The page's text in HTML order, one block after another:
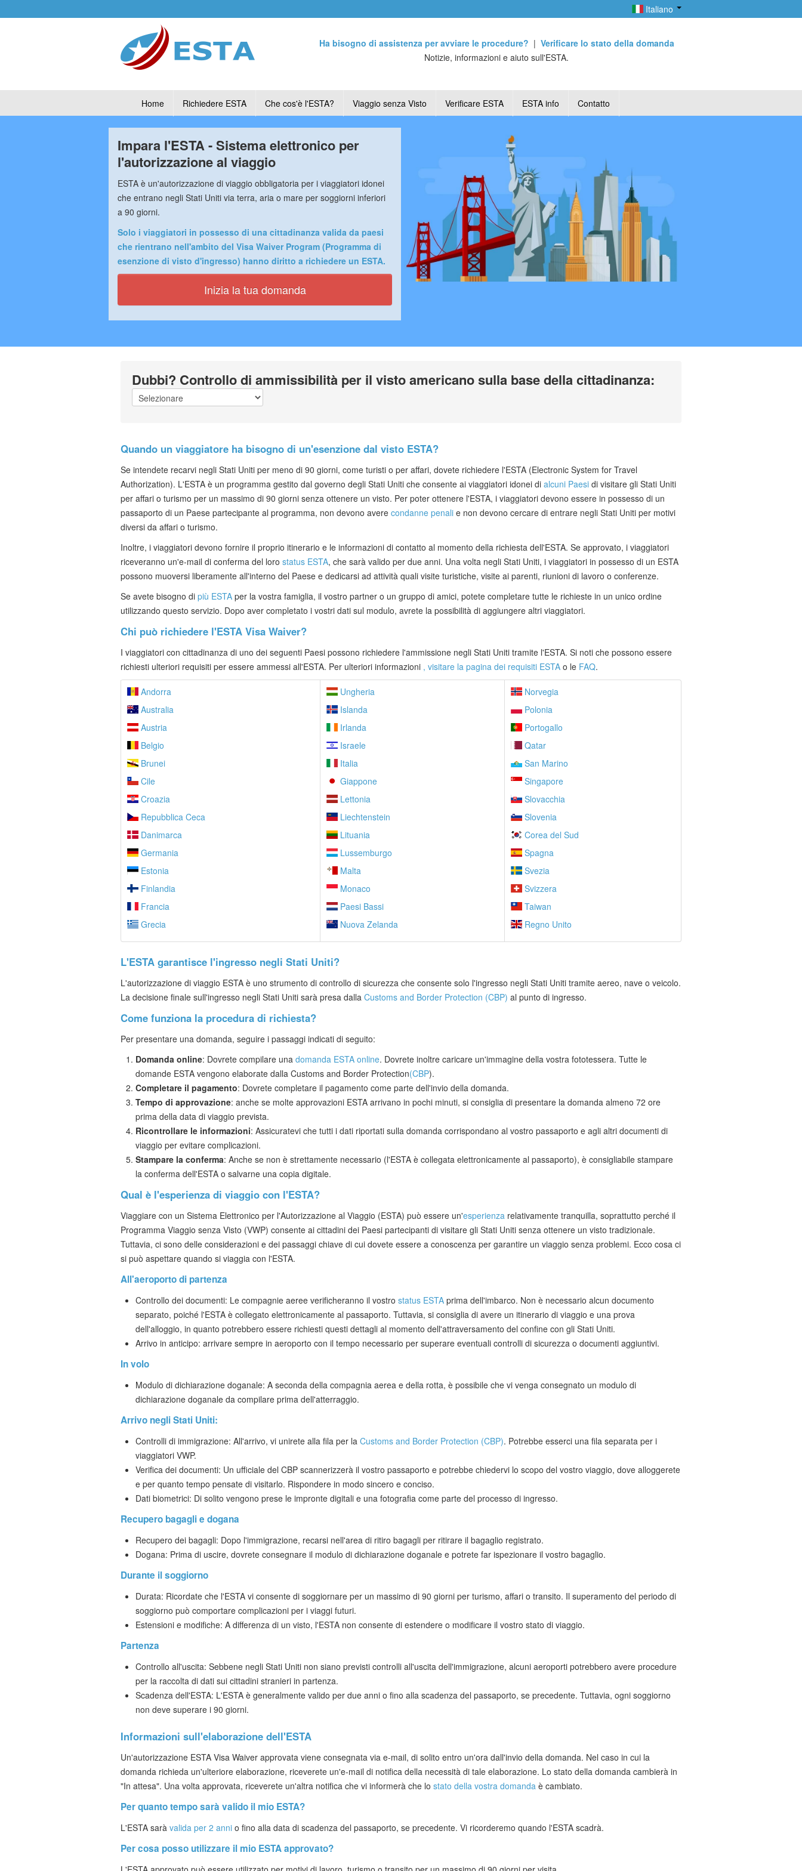
Italiano
Ha bisogno di assistenza per avviare le procedure? | Verificare lo stato della domanda
Notizie, informazioni e aiuto sull'ESTA.
Home Richiedere ESTA Che cos'è l'ESTA? Viaggio senza Visto Verificare ESTA ESTA info Contatto
Impara l'ESTA - Sistema elettronico per
l'autorizzazione al viaggio
ESTA è un'autorizzazione di viaggio obbligatoria per i viaggiatori idonei
che entrano negli Stati Uniti via terra, aria o mare per soggiorni inferiori
a 90 giorni.
Solo i viaggiatori in possesso di una cittadinanza valida da paesi
che rientrano nell'ambito del Visa Waiver Program (Programma di
esenzione di visto d'ingresso) hanno diritto a richiedere un ESTA.
Inizia la tua domanda
Dubbi? Controllo di ammissibilità per il visto americano sulla base della cittadinanza:
Quando un viaggiatore ha bisogno di un'esenzione dal visto ESTA?
Se intendete recarvi negli Stati Uniti per meno di 90 giorni, come turisti o per affari, dovete richiedere l'ESTA (Electronic System for Travel
Authorization). L'ESTA è un programma gestito dal governo degli Stati Uniti che consente ai viaggiatori idonei di alcuni Paesi di visitare gli Stati Uniti
per affari o turismo per un massimo di 90 giorni senza ottenere un visto. Per poter ottenere l'ESTA, i viaggiatori devono essere in possesso di un
passaporto di un Paese partecipante al programma, non devono avere condanne penali e non devono cercare di entrare negli Stati Uniti per motivi
diversi da affari o turismo.
Inoltre, i viaggiatori devono fornire il proprio itinerario e le informazioni di contatto al momento della richiesta dell'ESTA. Se approvato, i viaggiatori
riceveranno un'e-mail di conferma del loro status ESTA, che sarà valido per due anni. Una volta negli Stati Uniti, i viaggiatori in possesso di un ESTA
possono muoversi liberamente all'interno del Paese e dedicarsi ad attività quali visite turistiche, visite ai parenti, riunioni di lavoro o conferenze.
Se avete bisogno di più ESTA per la vostra famiglia, il vostro partner o un gruppo di amici, potete completare tutte le richieste in un unico ordine
utilizzando questo servizio. Dopo aver completato i vostri dati sul modulo, avrete la possibilità di aggiungere altri viaggiatori.
Chi può richiedere l'ESTA Visa Waiver?
I viaggiatori con cittadinanza di uno dei seguenti Paesi possono richiedere l'ammissione negli Stati Uniti tramite l'ESTA. Si noti che possono essere
richiesti ulteriori requisiti per essere ammessi all'ESTA. Per ulteriori informazioni , visitare la pagina dei requisiti ESTA o le FAQ.
Andorra
Australia
Austria
Belgio
Brunei
Cile
Croazia
Repubblica Ceca
Danimarca
Germania
Estonia
Finlandia
Francia
Grecia
Ungheria
Islanda
Irlanda
Israele
Italia
Giappone
Lettonia
Liechtenstein
Lituania
Lussemburgo
Malta
Monaco
Paesi Bassi
Nuova Zelanda
Norvegia
Polonia
Portogallo
Qatar
San Marino
Singapore
Slovacchia
Slovenia
Corea del Sud
Spagna
Svezia
Svizzera
Taiwan
Regno Unito
L'ESTA garantisce l'ingresso negli Stati Uniti?
L'autorizzazione di viaggio ESTA è uno strumento di controllo di sicurezza che consente solo l'ingresso negli Stati Uniti tramite aereo, nave o veicolo.
La decisione finale sull'ingresso negli Stati Uniti sarà presa dalla Customs and Border Protection (CBP) al punto di ingresso.
Come funziona la procedura di richiesta?
Per presentare una domanda, seguire i passaggi indicati di seguito:
Domanda online: Dovrete compilare una domanda ESTA online. Dovrete inoltre caricare un'immagine della vostra fototessera. Tutte le
domande ESTA vengono elaborate dalla Customs and Border Protection(CBP).
Completare il pagamento: Dovrete completare il pagamento come parte dell'invio della domanda.
Tempo di approvazione: anche se molte approvazioni ESTA arrivano in pochi minuti, si consiglia di presentare la domanda almeno 72 ore
prima della data di viaggio prevista.
Ricontrollare le informazioni: Assicuratevi che tutti i dati riportati sulla domanda corrispondano al vostro passaporto e agli altri documenti di
viaggio per evitare complicazioni.
Stampare la conferma: Anche se non è strettamente necessario (l'ESTA è collegata elettronicamente al passaporto), è consigliabile stampare
la conferma dell'ESTA o salvarne una copia digitale.
Qual è l'esperienza di viaggio con l'ESTA?
Viaggiare con un Sistema Elettronico per l'Autorizzazione al Viaggio (ESTA) può essere un'esperienza relativamente tranquilla, soprattutto perché il
Programma Viaggio senza Visto (VWP) consente ai cittadini dei Paesi partecipanti di visitare gli Stati Uniti senza ottenere un visto tradizionale.
Tuttavia, ci sono delle considerazioni e dei passaggi chiave di cui dovete essere a conoscenza per garantire un viaggio senza problemi. Ecco cosa ci
si può aspettare quando si viaggia con l'ESTA.
All'aeroporto di partenza
Controllo dei documenti: Le compagnie aeree verificheranno il vostro status ESTA prima dell'imbarco. Non è necessario alcun documento
separato, poiché l'ESTA è collegato elettronicamente al passaporto. Tuttavia, si consiglia di avere un itinerario di viaggio e una prova
dell'alloggio, in quanto potrebbero essere richiesti questi dettagli al momento dell'attraversamento del confine con gli Stati Uniti.
Arrivo in anticipo: arrivare sempre in aeroporto con il tempo necessario per superare eventuali controlli di sicurezza o documenti aggiuntivi.
In volo
Modulo di dichiarazione doganale: A seconda della compagnia aerea e della rotta, è possibile che vi venga consegnato un modulo di
dichiarazione doganale da compilare prima dell'atterraggio.
Arrivo negli Stati Uniti:
Controlli di immigrazione: All'arrivo, vi unirete alla fila per la Customs and Border Protection (CBP). Potrebbe esserci una fila separata per i
viaggiatori VWP.
Verifica dei documenti: Un ufficiale del CBP scannerizzerà il vostro passaporto e potrebbe chiedervi lo scopo del vostro viaggio, dove alloggerete
e per quanto tempo pensate di visitarlo. Rispondere in modo sincero e conciso.
Dati biometrici: Di solito vengono prese le impronte digitali e una fotografia come parte del processo di ingresso.
Recupero bagagli e dogana
Recupero dei bagagli: Dopo l'immigrazione, recarsi nell'area di ritiro bagagli per ritirare il bagaglio registrato.
Dogana: Prima di uscire, dovrete consegnare il modulo di dichiarazione doganale e potrete far ispezionare il vostro bagaglio.
Durante il soggiorno
Durata: Ricordate che l'ESTA vi consente di soggiornare per un massimo di 90 giorni per turismo, affari o transito. Il superamento del periodo di
soggiorno può comportare complicazioni per i viaggi futuri.
Estensioni e modifiche: A differenza di un visto, l'ESTA non consente di estendere o modificare il vostro stato di viaggio.
Partenza
Controllo all'uscita: Sebbene negli Stati Uniti non siano previsti controlli all'uscita dell'immigrazione, alcuni aeroporti potrebbero avere procedure
per la raccolta di dati sui cittadini stranieri in partenza.
Scadenza dell'ESTA: L'ESTA è generalmente valido per due anni o fino alla scadenza del passaporto, se precedente. Tuttavia, ogni soggiorno
non deve superare i 90 giorni.
Informazioni sull'elaborazione dell'ESTA
Un'autorizzazione ESTA Visa Waiver approvata viene consegnata via e-mail, di solito entro un'ora dall'invio della domanda. Nel caso in cui la
domanda richieda un'ulteriore elaborazione, riceverete un'e-mail di notifica della necessità di tale elaborazione. Lo stato della domanda cambierà in
"In attesa". Una volta approvata, riceverete un'altra notifica che vi informerà che lo stato della vostra domanda è cambiato.
Per quanto tempo sarà valido il mio ESTA?
L'ESTA sarà valida per 2 anni o fino alla data di scadenza del passaporto, se precedente. Vi ricorderemo quando l'ESTA scadrà.
Per cosa posso utilizzare il mio ESTA approvato?